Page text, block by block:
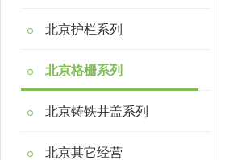
北京护栏系列
北京格栅系列
北京铸铁井盖系列
北京其它经营